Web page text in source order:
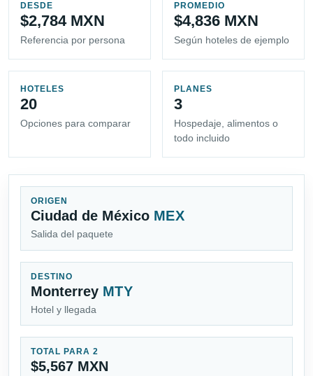
DESDE
$2,784 MXN
Referencia por persona
PROMEDIO
$4,836 MXN
Según hoteles de ejemplo
HOTELES
20
Opciones para comparar
PLANES
3
Hospedaje, alimentos o
todo incluido
ORIGEN
Ciudad de México MEX
Salida del paquete
DESTINO
Monterrey MTY
Hotel y llegada
TOTAL PARA 2
$5,567 MXN